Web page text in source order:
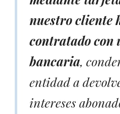
nuestro cliente
contratado con
bancaria,
entidad a
intereses